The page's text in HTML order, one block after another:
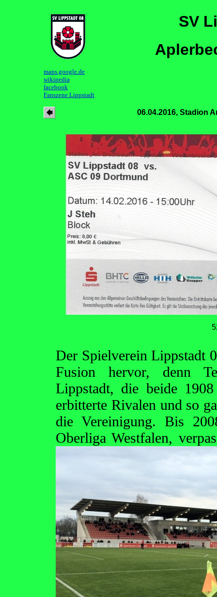
SV
maps.google.de
wikipedia
facebook
Fanszene Lippstadt
06.04.2016, Stadion
Der Spielverein Lippstadt
Fusion hervor, denn
Lippstadt, die beide
erbitterte Rivalen und so
die Vereinigung. Bis
Oberliga Westfalen,